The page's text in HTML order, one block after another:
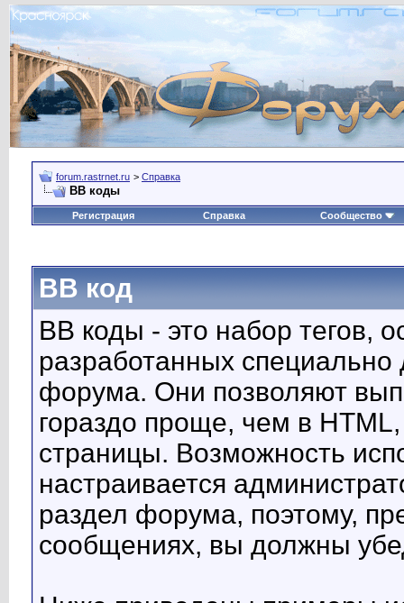
forum.rastrnet.ru > Справка
BB коды
Регистрация Справка Сообщество
BB код
BB коды - это набор тегов,
разработанных
форума. Они позволяют
гораздо проще, чем в
страницы. Возможность
настраивается
раздел форума, поэтому,
сообщениях, вы должны